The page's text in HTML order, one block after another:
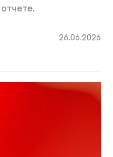
26.06.2026